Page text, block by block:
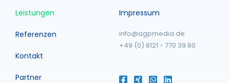
Leistungen
Referenzen
Kontakt
Partner
Impressum
info@agpmedia.de
+49 (0) 8121 - 770 39 80